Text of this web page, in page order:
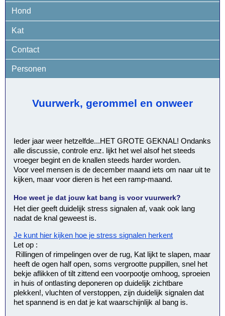
Hond
Kat
Contact
Personen
Vuurwerk, gerommel en onweer
Ieder jaar weer hetzelfde...HET GROTE GEKNAL! Ondanks
alle discussie, controle enz. lijkt het wel alsof het steeds
vroeger begint en de knallen steeds harder worden.
Voor veel mensen is de december maand iets om naar uit te
kijken, maar voor dieren is het een ramp-maand.
Hoe weet je dat jouw kat bang is voor vuurwerk?
Het dier geeft duidelijk stress signalen af, vaak ook lang
nadat de knal geweest is.
Je kunt hier kijken hoe je stress signalen herkent
Let op :
Rillingen of rimpelingen over de rug, Kat lijkt te slapen, maar
heeft de ogen half open, soms vergrootte puppillen, snel het
bekje aflikken of tilt zittend een voorpootje omhoog, sproeien
in huis of ontlasting deponeren op duidelijk zichtbare
plekken!, vluchten of verstoppen, zijn duidelijk signalen dat
het spannend is en dat je kat waarschijnlijk al bang is.